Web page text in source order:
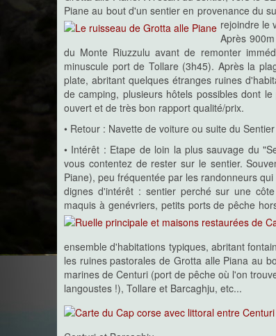
Piane au bout d'un sentier en provenance du
rejoindre le
Après
du Monte Riuzzulu avant de remonter
minuscule port de Tollare (3h45). Après la
plate, abritant quelques étranges ruines
de camping, plusieurs hôtels possibles dont
ouvert et de très bon rapport qualité/prix.
• Retour : Navette de voiture ou suite du
• Intérêt : Etape de loin la plus sauvage du
vous contentez de rester sur le sentier.
Piane), peu fréquentée par les randonneurs
dignes d'intérêt : sentier perché sur une
maquis à genévriers, petits ports de pêche
ensemble d'habitations typiques, abritant
les ruines pastorales de Grotta alle Piana au
marines de Centuri (port de pêche où l'on
langoustes !), Tollare et Barcaghju, etc...